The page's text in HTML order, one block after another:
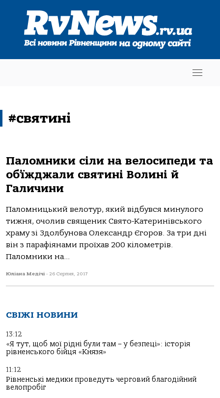
#святині
Паломники сіли на велосипеди та
об’їжджали святині Волині й
Галичини
Паломницький велотур, який відбувся минулого
тижня, очолив священик Свято-Катеринівського
храму зі Здолбунова Олександр Єгоров. За три дні
він з парафіянами проїхав 200 кілометрів.
Паломники на...
Юліана Медічі - 26 Серпня, 2017
СВІЖІ НОВИНИ
13:12
«Я тут, щоб мої рідні були там – у безпеці»: історія
рівненського бійця «Князя»
11:12
Рівненські медики проведуть черговий благодійний
велопробіг